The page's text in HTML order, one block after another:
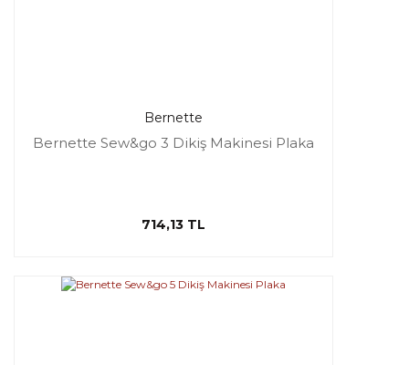
Bernette
Bernette Sew&go 3 Dikiş Makinesi Plaka
714,13 TL